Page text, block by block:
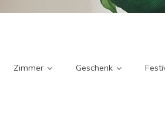
Zimmer Geschenk